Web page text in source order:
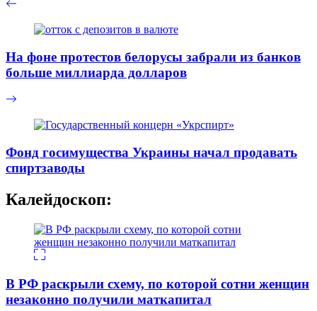
На фоне протестов белорусы забрали из банков
больше миллиарда долларов
Фонд госимущества Украины начал продавать
спиртзаводы
Калейдоскоп:
В РФ раскрыли схему, по которой сотни женщин
незаконно получили маткапитал